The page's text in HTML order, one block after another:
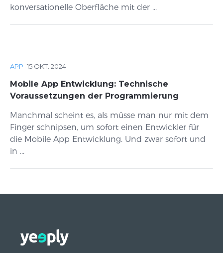
konversationelle Oberfläche mit der ...
APP ·15 OKT. 2024
Mobile App Entwicklung: Technische
Voraussetzungen der Programmierung
Manchmal scheint es, als müsse man nur mit dem
Finger schnipsen, um sofort einen Entwickler für
die Mobile App Entwicklung. Und zwar sofort und
in ...